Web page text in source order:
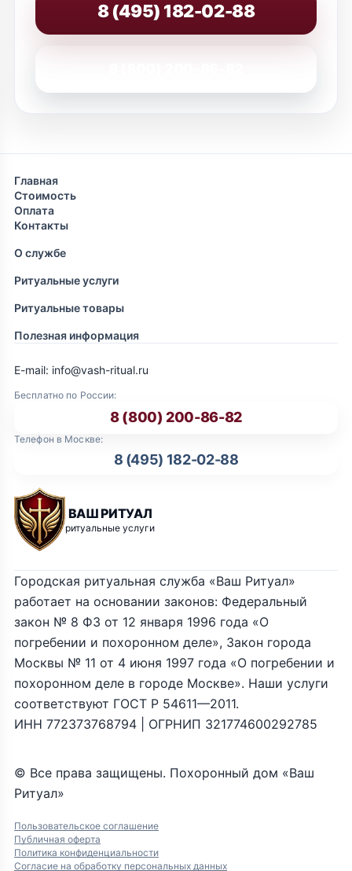
8 (495) 182-02-88
Главная
Стоимость
Оплата
Контакты
О службе
Ритуальные услуги
Ритуальные товары
Полезная информация
ВАШ РИТУАЛ
ритуальные услуги
Бесплатно по России:
8 (800) 200-86-82
Телефон в Москве:
8 (495) 182-02-88
E-mail: info@vash-ritual.ru
© Все права защищены. Похоронный дом «Ваш
Ритуал»
Пользовательское соглашение
Публичная оферта
Политика конфиденциальности
Согласие на обработку персональных данных
Городская ритуальная служба «Ваш Ритуал»
работает на основании законов: Федеральный
закон № 8 ФЗ от 12 января 1996 года «О
погребении и похоронном деле», Закон города
Москвы № 11 от 4 июня 1997 года «О погребении и
похоронном деле в городе Москве». Наши услуги
соответствуют ГОСТ Р 54611—2011.
ИНН 772373768794 | ОГРНИП 321774600292785